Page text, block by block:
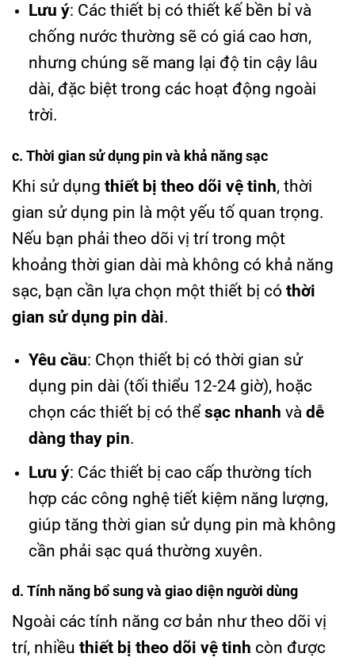
Lưu ý: Các thiết bị có thiết kế bền bỉ và
chống nước thường sẽ có giá cao hơn,
nhưng chúng sẽ mang lại độ tin cậy lâu
dài, đặc biệt trong các hoạt động ngoài
trời.
c. Thời gian sử dụng pin và khả năng sạc
Khi sử dụng thiết bị theo dõi vệ tinh, thời
gian sử dụng pin là một yếu tố quan trọng.
Nếu bạn phải theo dõi vị trí trong một
khoảng thời gian dài mà không có khả năng
sạc, bạn cần lựa chọn một thiết bị có thời
gian sử dụng pin dài.
Yêu cầu: Chọn thiết bị có thời gian sử
dụng pin dài (tối thiểu 12-24 giờ), hoặc
chọn các thiết bị có thểsạc nhanh và dễ
dàng thay pin.
Lưu ý: Các thiết bị cao cấp thường tích
hợp các công nghệ tiết kiệm năng lượng,
giúp tăng thời gian sử dụng pin mà không
cần phải sạc quá thường xuyên.
d. Tính năng bổ sung và giao diện người dùng
Ngoài các tính năng cơ bản như theo dõi vị
trí, nhiều thiết bị theo dõi vệ tinh còn được